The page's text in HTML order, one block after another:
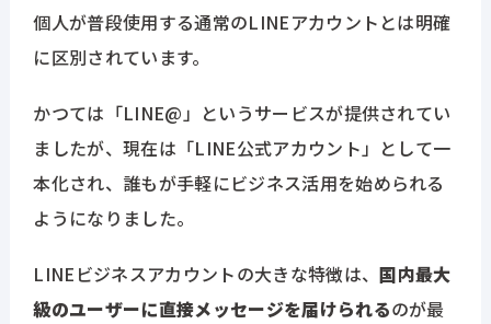
個人が普段使用する通常のLINEアカウントとは明確
に区別されています。
かつては「LINE@」というサービスが提供されてい
ましたが、現在は「LINE公式アカウント」として一
本化され、誰もが手軽にビジネス活用を始められる
ようになりました。
LINEビジネスアカウントの大きな特徴は、国内最大
級のユーザーに直接メッセージを届けられるのが最